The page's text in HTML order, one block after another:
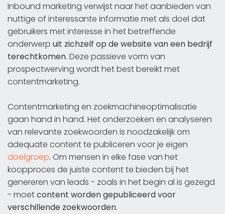
Inbound marketing verwijst naar het aanbieden van
nuttige of interessante informatie met als doel dat
gebruikers met interesse in het betreffende
onderwerp uit zichzelf op de website van een bedrijf
terechtkomen. Deze passieve vorm van
prospectwerving wordt het best bereikt met
contentmarketing.
Contentmarketing en zoekmachineoptimalisatie
gaan hand in hand. Het onderzoeken en analyseren
van relevante zoekwoorden is noodzakelijk om
adequate content te publiceren voor je eigen
doelgroep. Om mensen in elke fase van het
koopproces de juiste content te bieden bij het
genereren van leads - zoals in het begin al is gezegd
- moetcontent worden gepubliceerd voor
verschillende zoekwoorden.